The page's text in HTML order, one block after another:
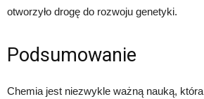
otworzyło drogę do rozwoju genetyki.
Podsumowanie
Chemia jest niezwykle ważną nauką,